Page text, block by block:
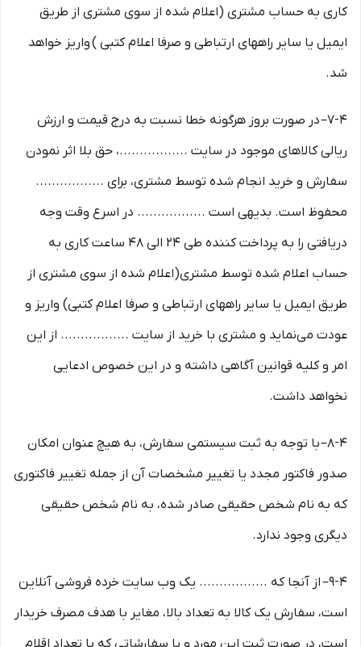
کاری به حساب مشتری (اعلام شده از سوی مشتری از طریق
ایمیل یا سایر راههای ارتباطی و صرفا اعلام کتبی ) واریز خواهد
شد.
7-۴– در صورت بروز هرگونه خطا نسبت به درج قیمت و ارزش
ریالی کالاهای موجود در سایت .................، حق بلا اثر نمودن
سفارش و خرید انجام شده توسط مشتری، برای .................
محفوظ است. بدیهی است ................. در اسرع وقت وجه
دریافتی را به پرداخت کننده طی ۲۴ الی ۴۸ ساعت کاری به
حساب اعلام شده توسط مشتری(اعلام شده از سوی مشتری از
طریق ایمیل یا سایر راههای ارتباطی و صرفا اعلام کتبی) واریز و
عودت می‌نماید و مشتری با خرید از سایت ................. از این
امر و کلیه قوانین آگاهی داشته و در این خصوص ادعایی
نخواهد داشت.
8-۴– با توجه به ثبت سیستمی سفارش، به هیچ عنوان امکان
صدور فاکتور مجدد یا تغییر مشخصات آن از جمله تغییر فاکتوری
که به نام شخص حقیقی صادر شده، به نام شخص حقیقی
دیگری وجود ندارد.
9-۴– از آنجا که ................. یک وب ‌سایت خرده‌ فروشی آنلاین
است، سفارش یک کالا به تعداد بالا، مغایر با هدف مصرف خریدار
است، در صورت ثبت این مورد و یا سفارشاتی که با تعداد اقلام